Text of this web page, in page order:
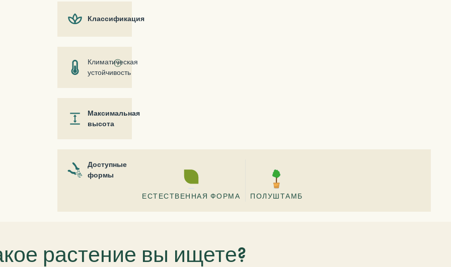
Классификация
Климатическая
устойчивость
ⓘ
Максимальная
высота
Доступные
формы
ЕСТЕСТВЕННАЯ ФОРМА ПОЛУШТАМБ
растение вы ищете?